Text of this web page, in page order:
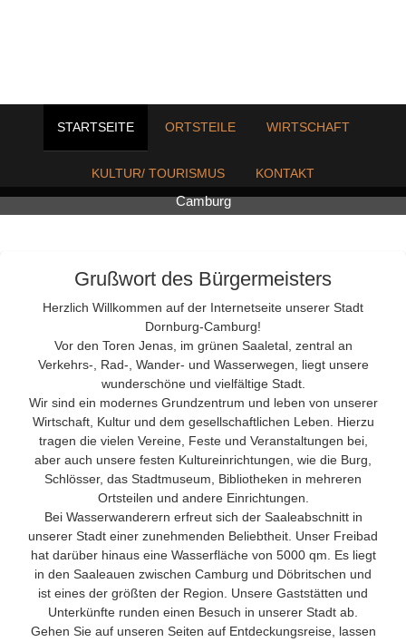
STARTSEITE ORTSTEILE WIRTSCHAFT
KULTUR/ TOURISMUS KONTAKT
Camburg
Grußwort des Bürgermeisters
Herzlich Willkommen auf der Internetseite unserer Stadt
Dornburg-Camburg!
Vor den Toren Jenas, im grünen Saaletal, zentral an
Verkehrs-, Rad-, Wander- und Wasserwegen, liegt unsere
wunderschöne und vielfältige Stadt.
Wir sind ein modernes Grundzentrum und leben von unserer
Wirtschaft, Kultur und dem gesellschaftlichen Leben. Hierzu
tragen die vielen Vereine, Feste und Veranstaltungen bei,
aber auch unsere festen Kultureinrichtungen, wie die Burg,
Schlösser, das Stadtmuseum, Bibliotheken in mehreren
Ortsteilen und andere Einrichtungen.
Bei Wasserwanderern erfreut sich der Saaleabschnitt in
unserer Stadt einer zunehmenden Beliebtheit. Unser Freibad
hat darüber hinaus eine Wasserfläche von 5000 qm. Es liegt
in den Saaleauen zwischen Camburg und Döbritschen und
ist eines der größten der Region. Unsere Gaststätten und
Unterkünfte runden einen Besuch in unserer Stadt ab.
Gehen Sie auf unseren Seiten auf Entdeckungsreise, lassen